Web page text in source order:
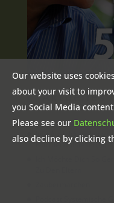
Aktuelles
Info Ausbildung
Familienaufsteller(in)
Ich Möchte Dich So
Our website uses
about your visit to
you Social Media
Please see our
also decline by clicking